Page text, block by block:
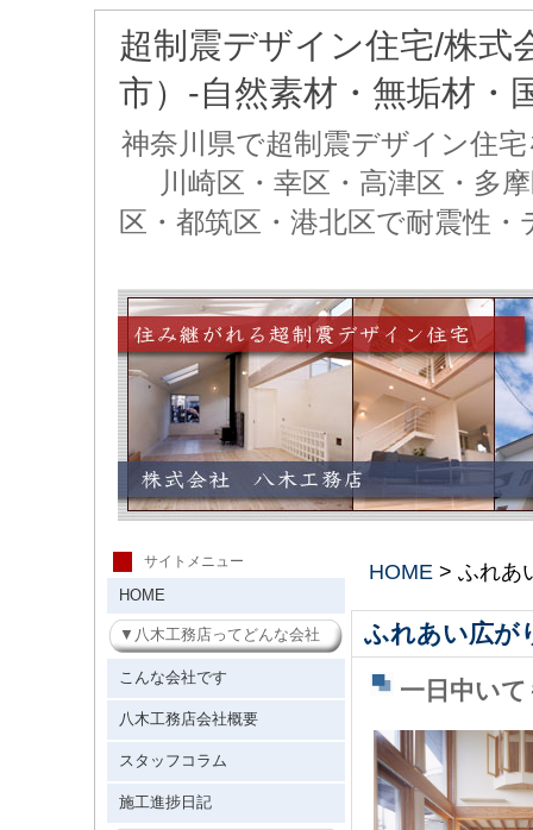
超制震デザイン住宅/株
市）-自然素材・無垢材・
神奈川県で超制震デザイン住
川崎区・幸区・高津区・多
区・都筑区・港北区で耐震性
サイトメニュー
HOME
八木工務店ってどんな会社
こんな会社です
八木工務店会社概要
スタッフコラム
施工進捗日記
HOME > ふれあ
ふれあい広が
一日中い